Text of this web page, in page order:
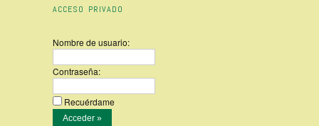
ACCESO PRIVADO
Nombre de usuario:
Contraseña:
Recuérdame